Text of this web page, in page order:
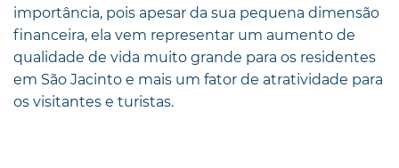
importância, pois apesar da sua pequena dimensão
financeira, ela vem representar um aumento de
qualidade de vida muito grande para os residentes
em São Jacinto e mais um fator de atratividade para
os visitantes e turistas.